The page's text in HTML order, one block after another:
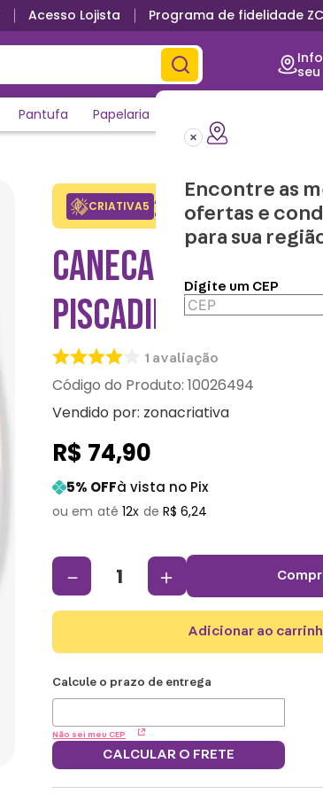
Acesso Lojista Programa de fidelidade
seu
Encontre as
ofertas e
para sua
Digite um CEP
Pantufa Papelaria
CRIATIVA5 Adicione o cupom no
ganhe desconto na 1a
CANECA MAGGIE
PISCADINHA -
1 avaliação
:10026494
Vendido por: zonacriativa
R$ 74,90
5% OFFà vista no Pix
12 R$ 6,24
＋
－
adicionar ao
Não sei meu CEP
CALCULAR O FRETE